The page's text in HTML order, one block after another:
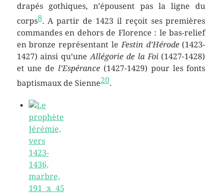
drapés gothiques, n’épousent pas la ligne du
corps8. A partir de 1423 il reçoit ses premières
commandes en dehors de Florence : le bas-relief
en bronze représentant leFestin d’Hérode(1423-
1427) ainsi qu’uneAllégorie de la Foi(1427-1428)
et une de l’Espérance (1427-1429) pour les fonts
baptismaux de Sienne20.